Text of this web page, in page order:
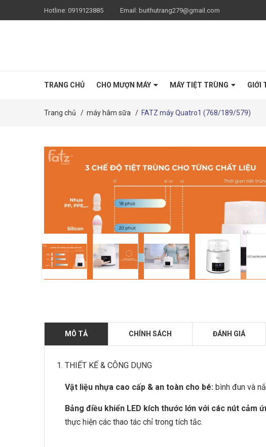
Hotline: 0919123885 Email: buithutrang279@gmail.com
TRANG CHỦ CHO MƯỢN MÁY MÁY TIỆT TRÙNG GIỚI
Trang chủ / máy hâm sữa / FATZ máy Quatro1 (768/189/579)
MÔ TẢ CHÍNH SÁCH ĐÁNH GIÁ
THIẾT KẾ & CÔNG DỤNG
Vật liệu nhựa cao cấp & an toàn cho bé: bình đun và
Bảng điều khiển LED kích thước lớn với các nút cảm
thực hiện các thao tác chỉ trong tích tắc.